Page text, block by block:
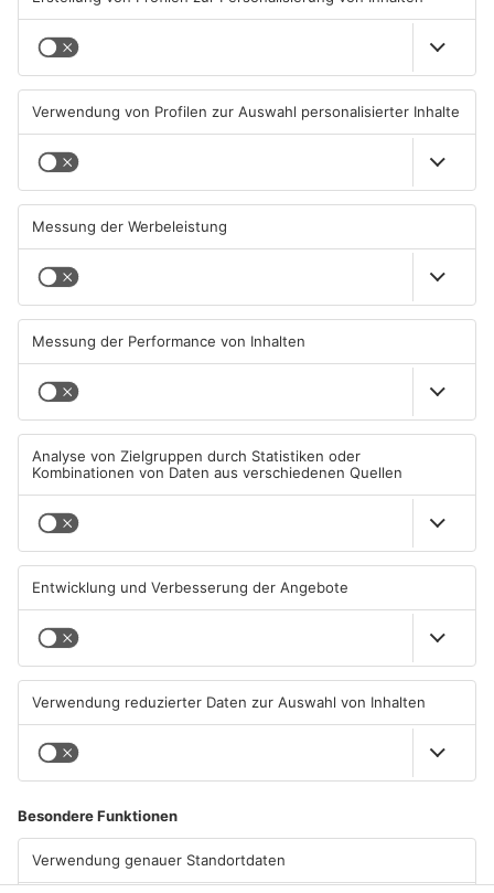
ASCHAFFENBURG
01.08.2026, 14:33 UHR IN
AB: Aktion "Bewegung im
Park" startet
ASCHAFFENBURG
Aschaffenburg bekommt
neuen „Ball der Stadt“